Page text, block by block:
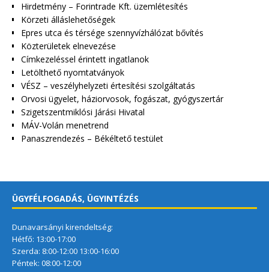
Hirdetmény – Forintrade Kft. üzemlétesítés
Körzeti álláslehetőségek
Epres utca és térsége szennyvízhálózat bővítés
Közterületek elnevezése
Címkezeléssel érintett ingatlanok
Letölthető nyomtatványok
VÉSZ – veszélyhelyzeti értesítési szolgáltatás
Orvosi ügyelet, háziorvosok, fogászat, gyógyszertár
Szigetszentmiklósi Járási Hivatal
MÁV-Volán menetrend
Panaszrendezés – Békéltető testület
ÜGYFÉLFOGADÁS, ÜGYINTÉZÉS
Dunavarsányi kirendeltség:
Hétfő: 13:00-17:00
Szerda: 8:00-12:00 13:00-16:00
Péntek: 08:00-12:00